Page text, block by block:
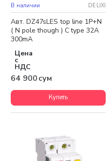
В наличии DELIXI
Авт. DZ47sLES top line 1P+N
( N pole though ) C type 32A
300mA
Цена
с
НДС
64 900 сум
Купить